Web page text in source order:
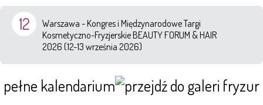
12
Warszawa - Kongres i Międzynarodowe Targi
Kosmetyczno-Fryzjerskie BEAUTY FORUM & HAIR
2026 (12-13 września 2026)
pełne kalendarium